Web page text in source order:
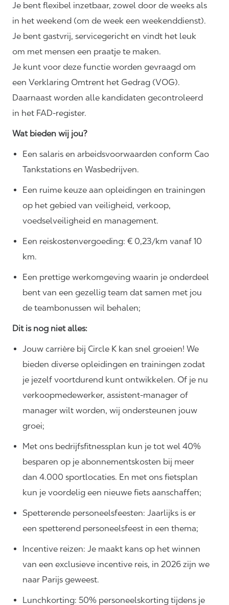
Je bent flexibel inzetbaar, zowel door de weeks als
in het weekend (om de week een weekenddienst).
Je bent gastvrij, servicegericht en vindt het leuk
om met mensen een praatje te maken.
Je kunt voor deze functie worden gevraagd om
een Verklaring Omtrent het Gedrag (VOG).
Daarnaast worden alle kandidaten gecontroleerd
in het FAD-register.
Wat bieden wij jou?
Een salaris en arbeidsvoorwaarden conform Cao
Tankstations en Wasbedrijven.
Een ruime keuze aan opleidingen en trainingen
op het gebied van veiligheid, verkoop,
voedselveiligheid en management.
Een reiskostenvergoeding: € 0,23/km vanaf 10
km.
Een prettige werkomgeving waarin je onderdeel
bent van een gezellig team dat samen met jou
de teambonussen wil behalen;
Dit is nog niet alles:
Jouw carrière bij Circle K kan snel groeien! We
bieden diverse opleidingen en trainingen zodat
je jezelf voortdurend kunt ontwikkelen. Of je nu
verkoopmedewerker, assistent-manager of
manager wilt worden, wij ondersteunen jouw
groei;
Met ons bedrijfsfitnessplan kun je tot wel 40%
besparen op je abonnementskosten bij meer
dan 4.000 sportlocaties. En met ons fietsplan
kun je voordelig een nieuwe fiets aanschaffen;
Spetterende personeelsfeesten: Jaarlijks is er
een spetterend personeelsfeest in een thema;
Incentive reizen: Je maakt kans op het winnen
van een exclusieve incentive reis, in 2026 zijn we
naar Parijs geweest.
Lunchkorting: 50% personeelskorting tijdens je